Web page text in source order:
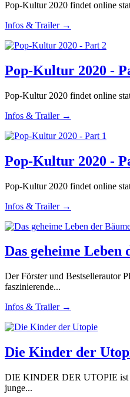
Pop-Kultur 2020 findet online
Infos & Trailer →
Pop-Kultur 2020 -
Pop-Kultur 2020 findet online
Infos & Trailer →
Pop-Kultur 2020 -
Pop-Kultur 2020 findet online
Infos & Trailer →
Das geheime Leben
Der Förster und Bestsellerautor
faszinierende...
Infos & Trailer →
Die Kinder der
DIE KINDER DER UTOPIE ist
junge...